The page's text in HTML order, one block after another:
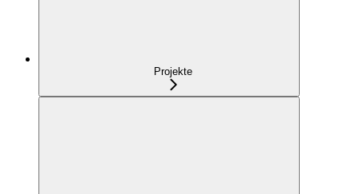
Projekte